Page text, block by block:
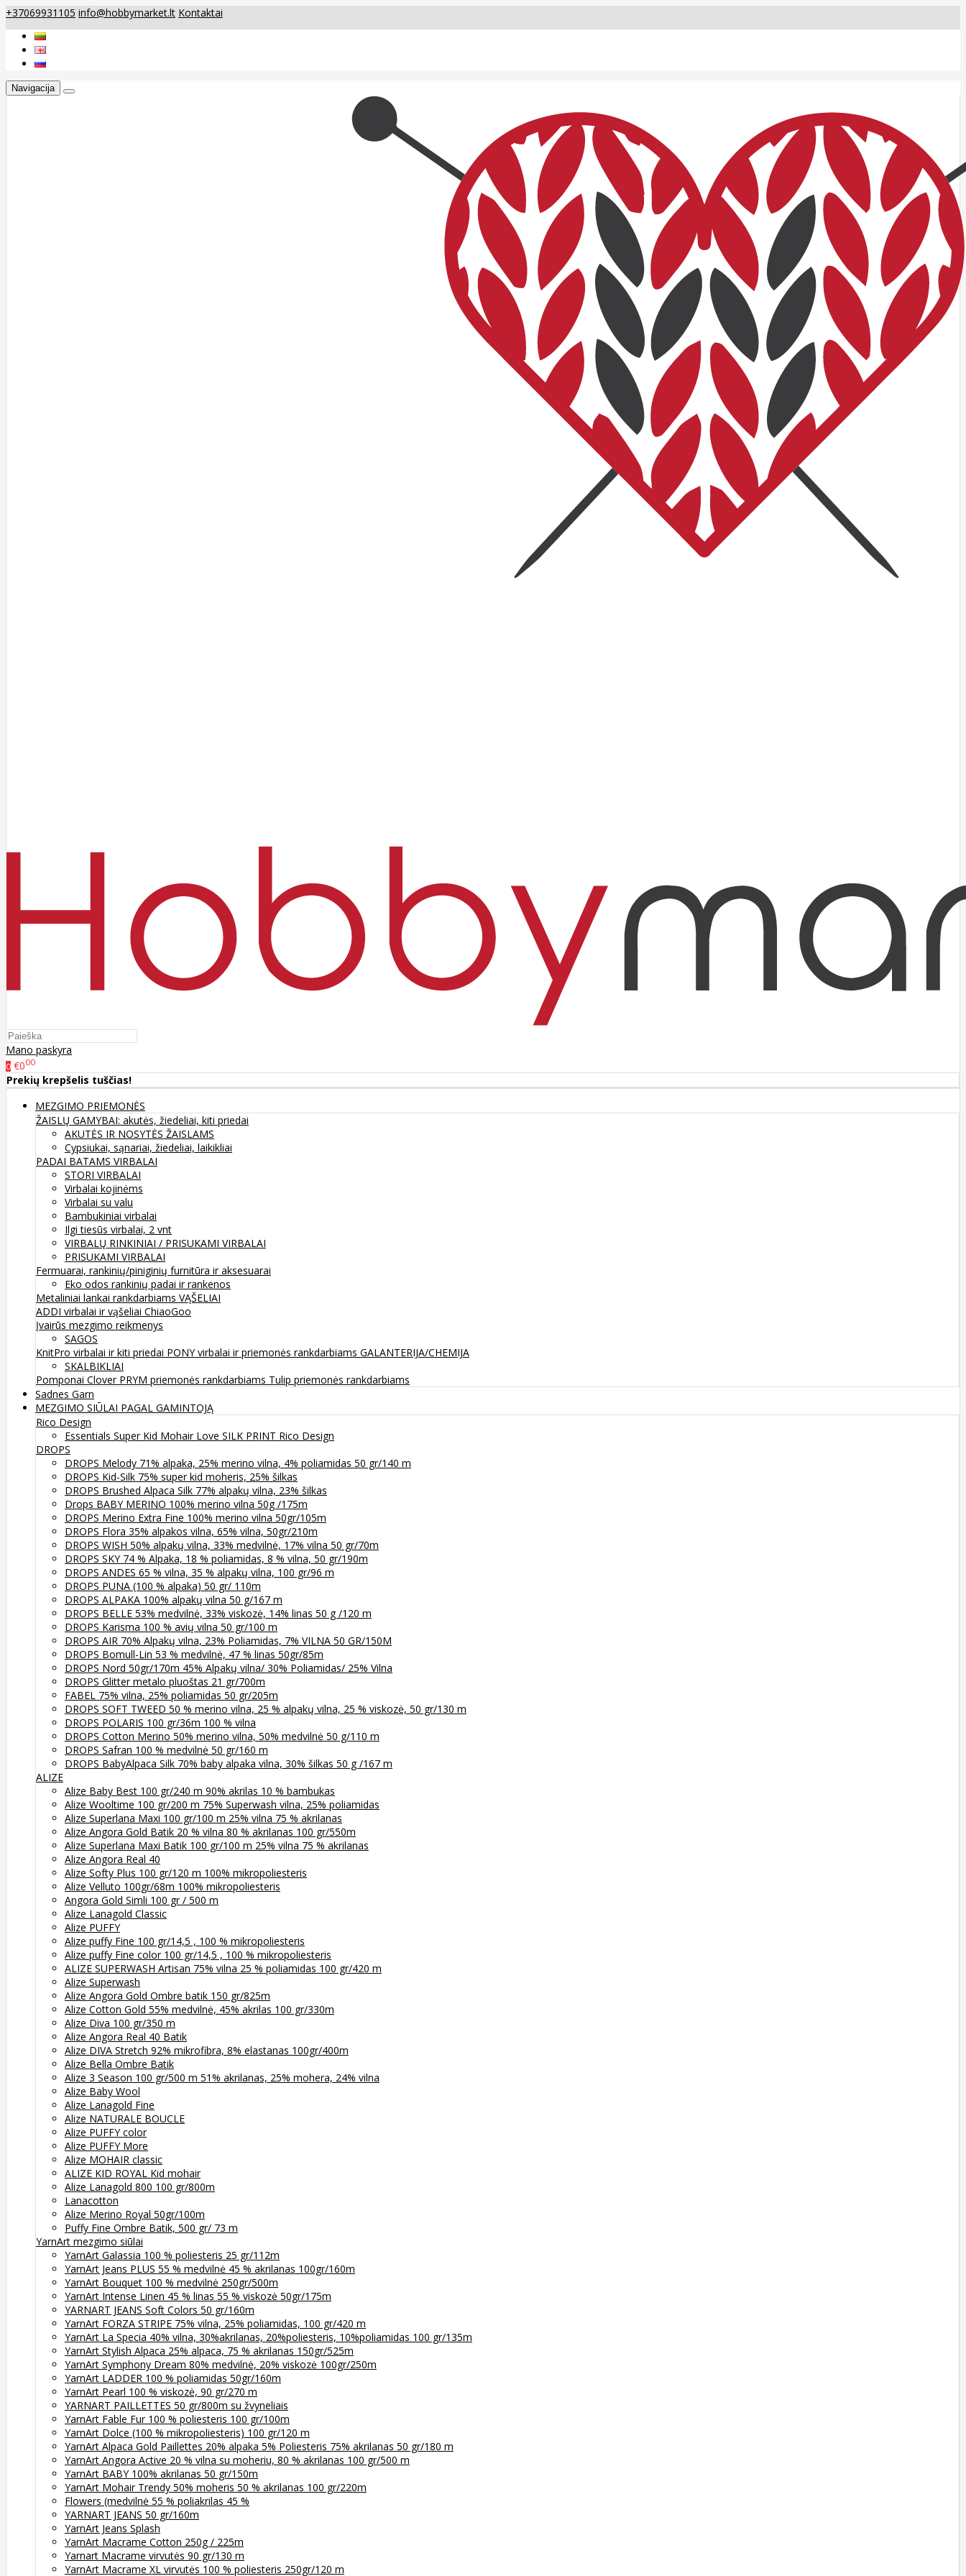
+37069931105 info@hobbymarket.lt Kontaktai
Navigacija
Mano paskyra
0 €000
Prekių krepšelis tuščias!
MEZGIMO PRIEMONĖS
ŽAISLŲ GAMYBAI: akutės, žiedeliai, kiti priedai
AKUTĖS IR NOSYTĖS ŽAISLAMS
Cypsiukai, sąnariai, žiedeliai, laikikliai
PADAI BATAMS VIRBALAI
STORI VIRBALAI
Virbalai kojinėms
Virbalai su valu
Bambukiniai virbalai
Ilgi tiesūs virbalai, 2 vnt
VIRBALŲ RINKINIAI / PRISUKAMI VIRBALAI
PRISUKAMI VIRBALAI
Fermuarai, rankinių/piniginių furnitūra ir aksesuarai
Eko odos rankinių padai ir rankenos
Metaliniai lankai rankdarbiams VĄŠELIAI
ADDI virbalai ir vąšeliai ChiaoGoo
Įvairūs mezgimo reikmenys
SAGOS
KnitPro virbalai ir kiti priedai PONY virbalai ir priemonės rankdarbiams GALANTERIJA/CHEMIJA
SKALBIKLIAI
Pomponai Clover PRYM priemonės rankdarbiams Tulip priemonės rankdarbiams
Sadnes Garn
MEZGIMO SIŪLAI PAGAL GAMINTOJĄ
Rico Design
Essentials Super Kid Mohair Love SILK PRINT Rico Design
DROPS
DROPS Melody 71% alpaka, 25% merino vilna, 4% poliamidas 50 gr/140 m
DROPS Kid-Silk 75% super kid moheris, 25% šilkas
DROPS Brushed Alpaca Silk 77% alpakų vilna, 23% šilkas
Drops BABY MERINO 100% merino vilna 50g /175m
DROPS Merino Extra Fine 100% merino vilna 50gr/105m
DROPS Flora 35% alpakos vilna, 65% vilna, 50gr/210m
DROPS WISH 50% alpakų vilna, 33% medvilnė, 17% vilna 50 gr/70m
DROPS SKY 74 % Alpaka, 18 % poliamidas, 8 % vilna, 50 gr/190m
DROPS ANDES 65 % vilna, 35 % alpakų vilna, 100 gr/96 m
DROPS PUNA (100 % alpaka) 50 gr/ 110m
DROPS ALPAKA 100% alpakų vilna 50 g/167 m
DROPS BELLE 53% medvilnė, 33% viskozė, 14% linas 50 g /120 m
DROPS Karisma 100 % avių vilna 50 gr/100 m
DROPS AIR 70% Alpakų vilna, 23% Poliamidas, 7% VILNA 50 GR/150M
DROPS Bomull-Lin 53 % medvilnė, 47 % linas 50gr/85m
DROPS Nord 50gr/170m 45% Alpakų vilna/ 30% Poliamidas/ 25% Vilna
DROPS Glitter metalo pluoštas 21 gr/700m
FABEL 75% vilna, 25% poliamidas 50 gr/205m
DROPS SOFT TWEED 50 % merino vilna, 25 % alpakų vilna, 25 % viskozė, 50 gr/130 m
DROPS POLARIS 100 gr/36m 100 % vilna
DROPS Cotton Merino 50% merino vilna, 50% medvilnė 50 g/110 m
DROPS Safran 100 % medvilnė 50 gr/160 m
DROPS BabyAlpaca Silk 70% baby alpaka vilna, 30% šilkas 50 g /167 m
ALIZE
Alize Baby Best 100 gr/240 m 90% akrilas 10 % bambukas
Alize Wooltime 100 gr/200 m 75% Superwash vilna, 25% poliamidas
Alize Superlana Maxi 100 gr/100 m 25% vilna 75 % akrilanas
Alize Angora Gold Batik 20 % vilna 80 % akrilanas 100 gr/550m
Alize Superlana Maxi Batik 100 gr/100 m 25% vilna 75 % akrilanas
Alize Angora Real 40
Alize Softy Plus 100 gr/120 m 100% mikropoliesteris
Alize Velluto 100gr/68m 100% mikropoliesteris
Angora Gold Simli 100 gr / 500 m
Alize Lanagold Classic
Alize PUFFY
Alize puffy Fine 100 gr/14,5 , 100 % mikropoliesteris
Alize puffy Fine color 100 gr/14,5 , 100 % mikropoliesteris
ALIZE SUPERWASH Artisan 75% vilna 25 % poliamidas 100 gr/420 m
Alize Superwash
Alize Angora Gold Ombre batik 150 gr/825m
Alize Cotton Gold 55% medvilnė, 45% akrilas 100 gr/330m
Alize Diva 100 gr/350 m
Alize Angora Real 40 Batik
Alize DIVA Stretch 92% mikrofibra, 8% elastanas 100gr/400m
Alize Bella Ombre Batik
Alize 3 Season 100 gr/500 m 51% akrilanas, 25% mohera, 24% vilna
Alize Baby Wool
Alize Lanagold Fine
Alize NATURALE BOUCLE
Alize PUFFY color
Alize PUFFY More
Alize MOHAIR classic
ALIZE KID ROYAL Kid mohair
Alize Lanagold 800 100 gr/800m
Lanacotton
Alize Merino Royal 50gr/100m
Puffy Fine Ombre Batik, 500 gr/ 73 m
YarnArt mezgimo siūlai
YarnArt Galassia 100 % poliesteris 25 gr/112m
YarnArt Jeans PLUS 55 % medvilnė 45 % akrilanas 100gr/160m
YarnArt Bouquet 100 % medvilnė 250gr/500m
YarnArt Intense Linen 45 % linas 55 % viskozė 50gr/175m
YARNART JEANS Soft Colors 50 gr/160m
YarnArt FORZA STRIPE 75% vilna, 25% poliamidas, 100 gr/420 m
YarnArt La Specia 40% vilna, 30%akrilanas, 20%poliesteris, 10%poliamidas 100 gr/135m
YarnArt Stylish Alpaca 25% alpaca, 75 % akrilanas 150gr/525m
YarnArt Symphony Dream 80% medvilnė, 20% viskozė 100gr/250m
YarnArt LADDER 100 % poliamidas 50gr/160m
YarnArt Pearl 100 % viskozė, 90 gr/270 m
YARNART PAILLETTES 50 gr/800m su žvyneliais
YarnArt Fable Fur 100 % poliesteris 100 gr/100m
YarnArt Dolce (100 % mikropoliesteris) 100 gr/120 m
YarnArt Alpaca Gold Paillettes 20% alpaka 5% Poliesteris 75% akrilanas 50 gr/180 m
YarnArt Angora Active 20 % vilna su moheriu, 80 % akrilanas 100 gr/500 m
YarnArt BABY 100% akrilanas 50 gr/150m
YarnArt Mohair Trendy 50% moheris 50 % akrilanas 100 gr/220m
Flowers (medvilnė 55 % poliakrilas 45 %
YARNART JEANS 50 gr/160m
YarnArt Jeans Splash
YarnArt Macrame Cotton 250g / 225m
Yarnart Macrame virvutės 90 gr/130 m
YarnArt Macrame XL virvutės 100 % poliesteris 250gr/120 m